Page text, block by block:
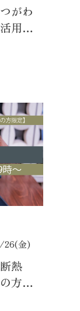
がわ
用の
金)
熱
方限
な暮